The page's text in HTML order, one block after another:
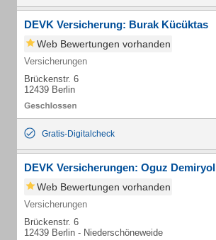
DEVK Versicherung: Burak Kücüktas
Web Bewertungen vorhanden
Versicherungen
Brückenstr. 6
12439 Berlin
Gratis-Digitalcheck
DEVK Versicherungen: Oguz Demiryol
Web Bewertungen vorhanden
Versicherungen
Brückenstr. 6
12439 Berlin - Niederschöneweide